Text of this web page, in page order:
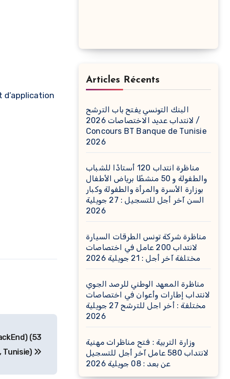
(53
Tunisie)
Articles Récents
البنك التونسي يفتح باب الترشح
لانتداب عديد الاختصاصات 2026 /
Concours BT Banque de Tunisie
2026
مناظرة انتداب 120 أستاذًا للشباب
والطفولة و 50 منشطًا برياض الأطفال
بوزارة الأسرة والمرأة والطفولة وكبار
السن آخر أجل للتسجيل : 27 جويلية
2026
مناظرة شركة تونس الطرقات السيارة
لانتداب 200 عامل في اختصاصات
مختلفة آخر أجل : 21 جويلية 2026
مناظرة المعهد الوطني للرصد الجوي
لانتداب إطارات وأعوان في اختصاصات
مختلفة : أخر اجل للترشح 27 جويلية
2026
وزارة التربية : فتح مناظرات مهنية
لانتداب 580 عامل آخر أجل للتسجيل
عن بعد : 08 جويلية 2026